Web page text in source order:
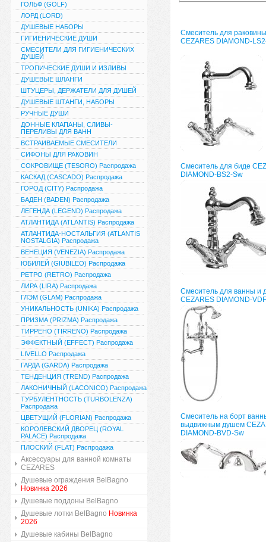
ГОЛЬФ (GOLF)
ЛОРД (LORD)
ДУШЕВЫЕ НАБОРЫ
ГИГИЕНИЧЕСКИЕ ДУШИ
СМЕСИТЕЛИ ДЛЯ ГИГИЕНИЧЕСКИХ
ДУШЕЙ
ТРОПИЧЕСКИЕ ДУШИ И ИЗЛИВЫ
ДУШЕВЫЕ ШЛАНГИ
ШТУЦЕРЫ, ДЕРЖАТЕЛИ ДЛЯ ДУШЕЙ
ДУШЕВЫЕ ШТАНГИ, НАБОРЫ
РУЧНЫЕ ДУШИ
ДОННЫЕ КЛАПАНЫ, СЛИВЫ-
ПЕРЕЛИВЫ ДЛЯ ВАНН
ВСТРАИВАЕМЫЕ СМЕСИТЕЛИ
СИФОНЫ ДЛЯ РАКОВИН
СОКРОВИЩЕ (TESORO) Распродажа
КАСКАД (CASCADO) Распродажа
ГОРОД (CITY) Распродажа
БАДЕН (BADEN) Распродажа
ЛЕГЕНДА (LEGEND) Распродажа
АТЛАНТИДА (ATLANTIS) Распродажа
АТЛАНТИДА-НОСТАЛЬГИЯ (ATLANTIS
NOSTALGIA) Распродажа
ВЕНЕЦИЯ (VENEZIA) Распродажа
ЮБИЛЕЙ (GIUBILEO) Распродажа
РЕТРО (RETRO) Распродажа
ЛИРА (LIRA) Распродажа
ГЛЭМ (GLAM) Распродажа
УНИКАЛЬНОСТЬ (UNIKA) Распродажа
ПРИЗМА (PRIZMA) Распродажа
ТИРРЕНО (TIRRENO) Распродажа
ЭФФЕКТНЫЙ (EFFECT) Распродажа
LIVELLO Распродажа
ГАРДА (GARDA) Распродажа
ТЕНДЕНЦИЯ (TREND) Распродажа
ЛАКОНИЧНЫЙ (LACONICO) Распродажа
ТУРБУЛЕНТНОСТЬ (TURBOLENZA)
Распродажа
ЦВЕТУЩИЙ (FLORIAN) Распродажа
КОРОЛЕВСКИЙ ДВОРЕЦ (ROYAL
PALACE) Распродажа
ПЛОСКИЙ (FLAT) Распродажа
Аксессуары для ванной комнаты
CEZARES
Душевые ограждения BelBagno
Новинка 2026
Душевые поддоны BelBagno
Душевые лотки BelBagno Новинка
2026
Душевые кабины BelBagno
Смеситель для раковины
CEZARES DIAMOND-
Смеситель для биде
DIAMOND-BS2-Sw
Смеситель для ванны и
CEZARES DIAMOND-
Смеситель на борт
выдвижным душем
DIAMOND-BVD-Sw